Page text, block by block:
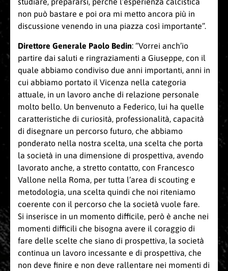
non può bastare e poi ora mi metto ancora più in
discussione venendo in una piazza così importante”.
Direttore Generale Paolo Bedin: “Vorrei anch’io
partire dai saluti e ringraziamenti a Giuseppe, con il
quale abbiamo condiviso due anni importanti, anni in
cui abbiamo portato il Vicenza nella categoria
attuale, in un lavoro anche di relazione personale
molto bello. Un benvenuto a Federico, lui ha quelle
caratteristiche di curiosità, professionalità, capacità
di disegnare un percorso futuro, che abbiamo
ponderato nella nostra scelta, una scelta che porta
la società in una dimensione di prospettiva, avendo
lavorato anche, a stretto contatto, con Francesco
Vallone nella Roma, per tutta l’area di scouting e
metodologia, una scelta quindi che noi riteniamo
coerente con il percorso che la società vuole fare.
Si inserisce in un momento difficile, però è anche nei
momenti difficili che bisogna avere il coraggio di
fare delle scelte che siano di prospettiva, la società
continua un lavoro incessante e di prospettiva, che
non deve finire e non deve rallentare nei momenti di